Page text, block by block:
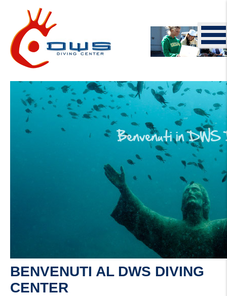
BENVENUTI AL DWS DIVING
CENTER